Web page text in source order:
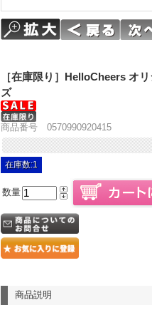
［在庫限り］HelloCheers オ
ズ
商品番号 0570990920415
在庫数:1
数量
商品説明